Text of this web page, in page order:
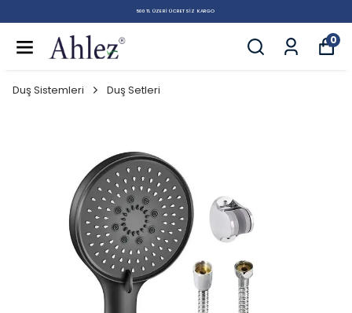
500 TL ÜZERI ÜCRETSIZ KARGO
0
Duş Sistemleri Duş Setleri